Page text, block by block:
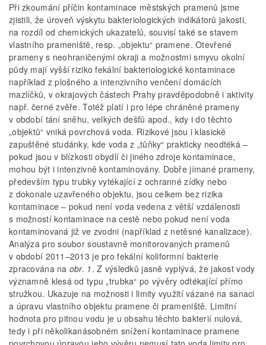
Při zkoumání příčin kontaminace městských pramenů jsme
zjistili, že úroveň výskytu bakteriologických indikátorů jakosti,
na rozdíl od chemických ukazatelů, souvisí také se stavem
vlastního prameniště, resp. „objektu“ pramene. Otevřené
prameny s neohraničenými okraji a možnostmi smyvu okolní
půdy mají vyšší riziko fekální bakteriologické kontaminace
například z plošného a intenzivního venčení domácích
mazlíčků, v okrajových částech Prahy pravděpodobně i aktivity
např. černé zvěře. Totéž platí i pro lépe chráněné prameny
v období tání sněhu, velkých dešťů apod., kdy i do těchto
„objektů“ vniká povrchová voda. Rizikové jsou i klasické
zapuštěné studánky, kde voda z „tůňky“ prakticky neodtéká –
pokud jsou v blízkosti obydlí či jiného zdroje kontaminace,
mohou být i intenzivně kontaminovány. Dobře jímané prameny,
především typu trubky vytékající z ochranné zídky nebo
z dokonale uzavřeného objektu, jsou celkem bez rizika
kontaminace – pokud není voda vedena z větší vzdálenosti
s možností kontaminace na cestě nebo pokud není voda
kontaminovaná již ve zvodni (například z netěsné kanalizace).
Analýza pro soubor soustavně monitorovaných pramenů
v období 2011–2013 je pro fekální koliformní bakterie
zpracována na obr. 1. Z výsledků jasně vyplývá, že jakost vody
významně klesá od typu „trubka“ po vývěry odtékající přímo
stružkou. Ukazuje na možnosti i limity využití vázané na sanaci
a úpravu vlastního objektu pramene či prameniště. Limitní
hodnota pro pitnou vodu je u obsahu těchto bakterií nulová,
tedy i při několikanásobném snížení kontaminace pramene